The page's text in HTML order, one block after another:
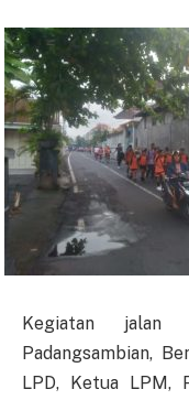
Kegiatan jalan
Padangsambian,
LPD, Ketua LPM,